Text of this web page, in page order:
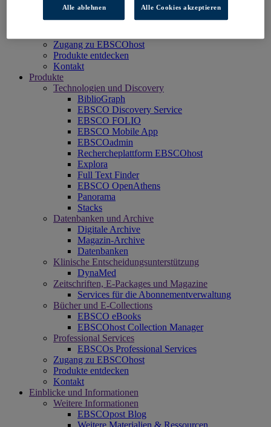
KI
Verknüpfen Sie verlässliche Forschungsinhalte
Zugang zu EBSCOhost
Produkte entdecken
Kontakt
Produkte
Technologien und Discovery
BiblioGraph
EBSCO Discovery Service
EBSCO FOLIO
EBSCO Mobile App
EBSCOadmin
Rechercheplattform EBSCOhost
Explora
Full Text Finder
EBSCO OpenAthens
Panorama
Stacks
Datenbanken und Archive
Digitale Archive
Magazin-Archive
Datenbanken
Klinische Entscheidungsunterstützung
DynaMed
Zeitschriften, E-Packages und Magazine
Services für die Abonnementverwaltung
Bücher und E-Collections
EBSCO eBooks
EBSCOhost Collection Manager
Professional Services
EBSCOs Professional Services
Zugang zu EBSCOhost
Produkte entdecken
Kontakt
Einblicke und Informationen
Weitere Informationen
EBSCOpost Blog
Weitere Materialien & Ressourcen
Alle ablehnen Alle Cookies akzeptieren